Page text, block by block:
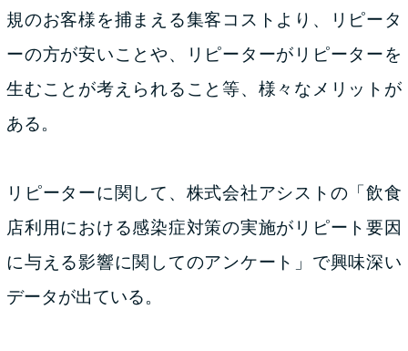
規のお客様を捕まえる集客コストより、リピータ
ーの方が安いことや、リピーターがリピーターを
生むことが考えられること等、様々なメリットが
ある。
リピーターに関して、株式会社アシストの「飲食
店利用における感染症対策の実施がリピート要因
に与える影響に関してのアンケート」で興味深い
データが出ている。